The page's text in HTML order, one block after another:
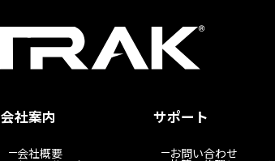
会社案内
会社概要
サポート
お問い合わせ